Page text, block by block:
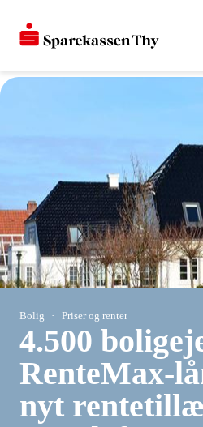
Bolig Priser og renter
4.500
RenteMax-
nyt